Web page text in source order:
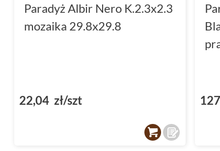
Paradyż Albir Nero K.2.3x2.3
mozaika 29.8x29.8
22,04 zł/szt